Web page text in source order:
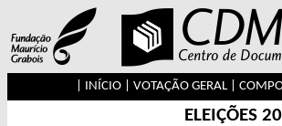
INÍCIO| VOTAÇÃO GERAL|
ELEIÇÕES